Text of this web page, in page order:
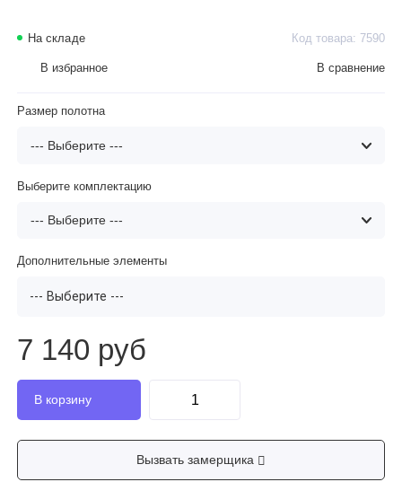
На складе Код товара: 7590
В избранное В сравнение
Размер полотна
Выберите комплектацию
Дополнительные элементы
--- Выберите ---
7 140 руб
Вызвать замерщика